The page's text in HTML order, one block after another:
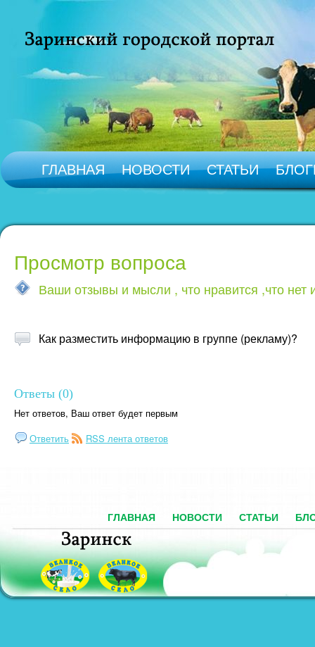
ГЛАВНАЯ НОВОСТИ СТАТЬИ
Просмотр вопроса
Ваши отзывы и мысли , что нравится ,что
Как разместить информацию в группе (рекламу)?
Ответы (0)
Нет ответов, Ваш ответ будет первым
Ответить
RSS лента ответов
ГЛАВНАЯ НОВОСТИ СТАТЬИ